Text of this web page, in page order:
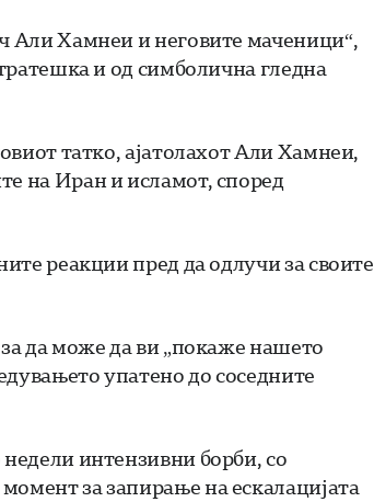
Али Хамнеи и неговите маченици“,
и од симболична гледна
татко, ајатолахот Али Хамнеи,
на Иран и исламот, според
реакции пред да одлучи за своите
да може да ви „покаже нашето
упатено до соседните
интензивни борби, со
за запирање на ескалацијата